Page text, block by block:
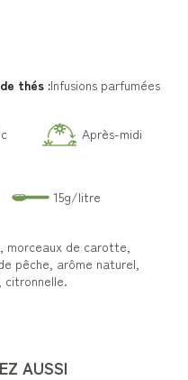
de thés :Infusions parfumées
Après-midi
15g/litre
morceaux de carotte,
pêche, arôme naturel,
citronnelle.
AUSSI